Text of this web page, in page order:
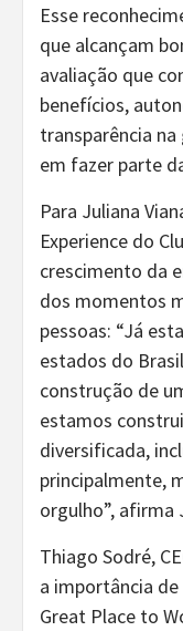
Esse
que alcançam
avaliação que
benefícios,
transparência
em fazer parte
Para Juliana
Experience do
crescimento da
dos momentos
pessoas: “Já
estados do
construção de
estamos
diversificada,
principalmente,
orgulho”, afirma
Thiago Sodré,
a importância
Great Place to